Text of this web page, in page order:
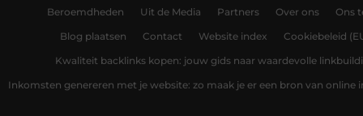
Beroemdheden Uit de Media Partners Over ons Ons
Blog plaatsen Contact Website index Cookiebeleid
Kwaliteit backlinks kopen: jouw gids naar waardevolle
Inkomsten genereren met je website: zo maak je er een bron van online